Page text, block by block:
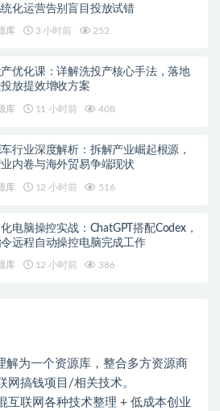
化运营告别盲目投放试错
库 3 小时前 252
优化课：详解洗投产核心手法，落地
放提效增收方案
库 11 小时前 408
行业深度解析：拆解产业崛起根源，
内卷与海外贸易争端现状
库 12 小时前 516
电脑操控实战：ChatGPT搭配Codex，
远程自动操控电脑完成工作
库 12 小时前 386
为一个资源库，整合多方资源商
网搞钱项目/相关技术。
互联网各种技术整理 + 低成本创业